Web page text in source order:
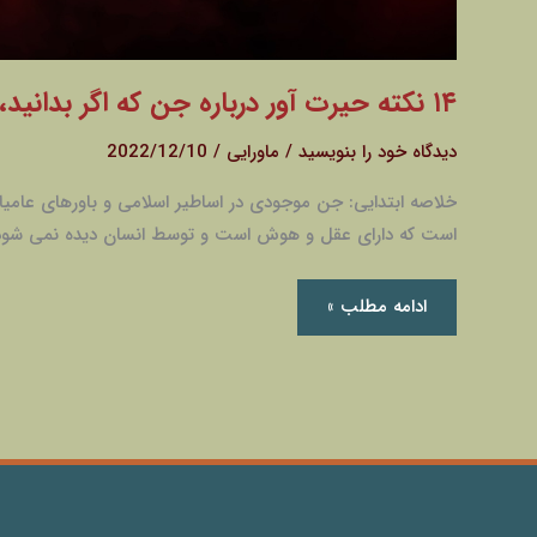
۱۴ نکته حیرت آور درباره جن که اگر بدانید، حسابی شوکه خواهید شد.
دیدگاه‌ خود را بنویسید / ماورایی /
2022/12/10
خلاصه ابتدایی: جن موجودی در اساطیر اسلامی و باورهای
است که دارای عقل و هوش است و توسط انسان دیده نمی
ادامه مطلب »